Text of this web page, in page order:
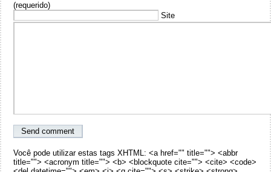
(requerido)
Site
Você pode utilizar estas tags XHTML: <a href="" title=""> <abbr
title=""> <acronym title=""> <b> <blockquote cite=""> <cite> <code>